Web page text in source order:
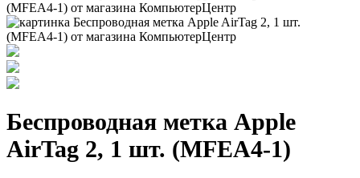
Беспроводная метка Apple
AirTag 2, 1 шт. (MFEA4-1)